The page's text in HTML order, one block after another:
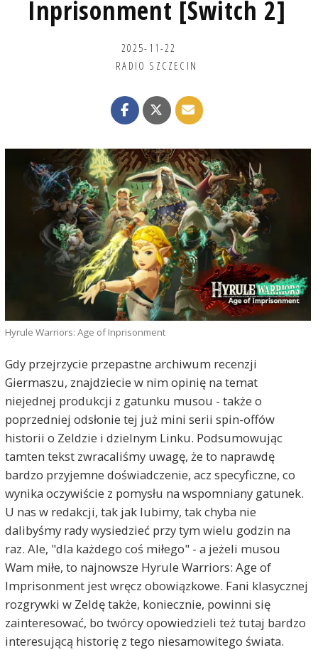
Inprisonment [Switch 2]
2025-11-22
RADIO SZCZECIN
Hyrule Warriors: Age of Inprisonment
Gdy przejrzycie przepastne archiwum recenzji
Giermaszu, znajdziecie w nim opinię na temat
niejednej produkcji z gatunku musou - także o
poprzedniej odsłonie tej już mini serii spin-offów
historii o Zeldzie i dzielnym Linku. Podsumowując
tamten tekst zwracaliśmy uwagę, że to naprawdę
bardzo przyjemne doświadczenie, acz specyficzne, co
wynika oczywiście z pomysłu na wspomniany gatunek.
U nas w redakcji, tak jak lubimy, tak chyba nie
dalibyśmy rady wysiedzieć przy tym wielu godzin na
raz. Ale, "dla każdego coś miłego" - a jeżeli musou
Wam miłe, to najnowsze Hyrule Warriors: Age of
Imprisonment jest wręcz obowiązkowe. Fani klasycznej
rozgrywki w Zeldę także, koniecznie, powinni się
zainteresować, bo twórcy opowiedzieli też tutaj bardzo
interesującą historię z tego niesamowitego świata.